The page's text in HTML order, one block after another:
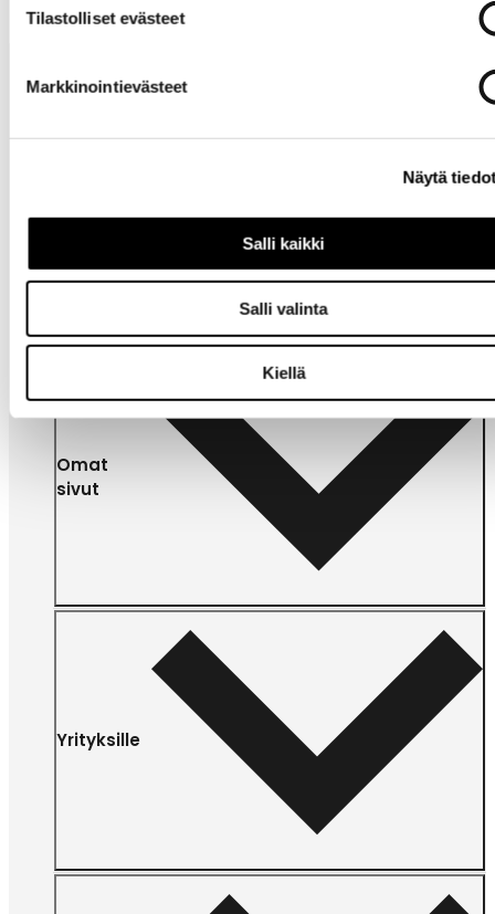
Tilastolliset evästeet
Markkinointievästeet
Näytä
Salli kaikki
Salli valinta
Kiellä
Tarvitsetko
Omat
sivut
Yrityksille